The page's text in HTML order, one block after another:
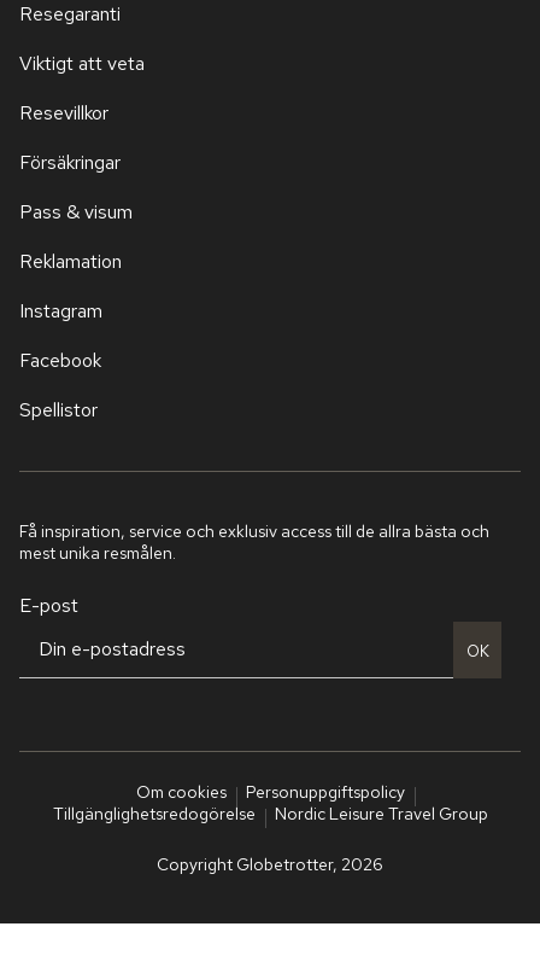
Resegaranti
Viktigt att veta
Resevillkor
Försäkringar
Pass & visum
Reklamation
Instagram
Facebook
Spellistor
Få inspiration, service och exklusiv access till de allra bästa och
mest unika resmålen.
E-post
OK
Om cookies
Personuppgiftspolicy
Tillgänglighetsredogörelse
Nordic Leisure Travel Group
Copyright Globetrotter, 2026